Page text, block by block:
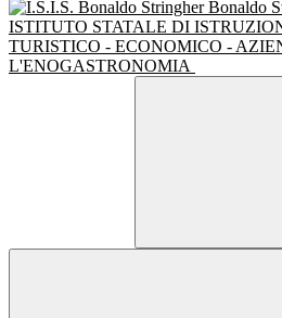
Bonaldo
ISTITUTO STATALE DI
TURISTICO - ECONOMICO -
L'ENOGASTRONOMIA